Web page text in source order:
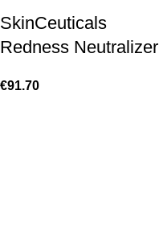
SkinCeuticals
Redness Neutralizer
€91.70